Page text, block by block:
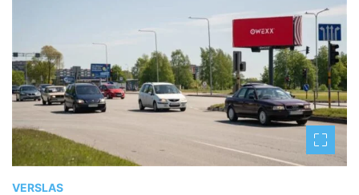
t
i
m
a
t
e
d
r
e
a
d
m
VERSLAS